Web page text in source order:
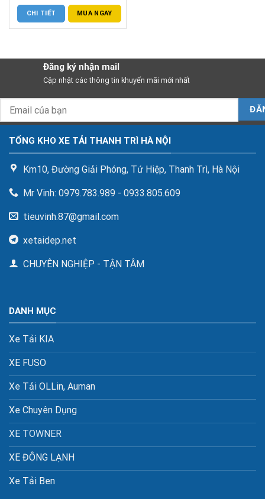
MUA NGAY
CHI TIẾT
Đăng ký nhận mail
Cập nhật các thông tin khuyến mãi mới nhất
TỔNG KHO XE TẢI THANH TRÌ HÀ NỘI
Km10, Đường Giải Phóng, Tứ Hiệp, Thanh Trì, Hà Nội
Mr Vinh: 0979.783.989 - 0933.805.609
tieuvinh.87@gmail.com
xetaidep.net
CHUYÊN NGHIỆP - TẬN TÂM
DANH MỤC
Xe Tải KIA
XE FUSO
Xe Tải OLLin, Auman
Xe Chuyên Dụng
XE TOWNER
XE ĐÔNG LẠNH
Xe Tải Ben